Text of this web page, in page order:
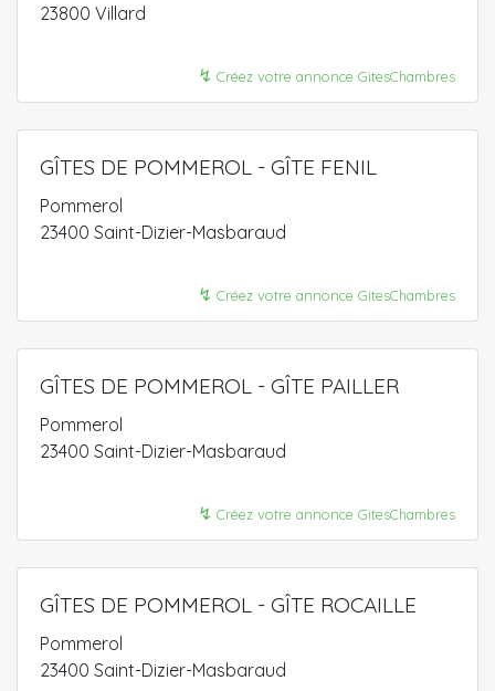
23800 Villard
↯ Créez votre annonce GitesChambres
GÎTES DE POMMEROL - GÎTE FENIL
Pommerol
23400 Saint-Dizier-Masbaraud
↯ Créez votre annonce GitesChambres
GÎTES DE POMMEROL - GÎTE PAILLER
Pommerol
23400 Saint-Dizier-Masbaraud
↯ Créez votre annonce GitesChambres
GÎTES DE POMMEROL - GÎTE ROCAILLE
Pommerol
23400 Saint-Dizier-Masbaraud